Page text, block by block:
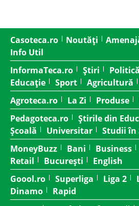
Casoteca.ro Noutăți
Info Util
InformaTeca.ro
Știri Politică
Educație
Sport Agricultură
Agroteca.ro
La Zi Produse
Pedagoteca.ro
Știrile din
Școală
Universitar
Studii în
MoneyBuzz
Bani Business
Retail
București
English
Goool.ro
Superliga Liga 2
Dinamo
Rapid